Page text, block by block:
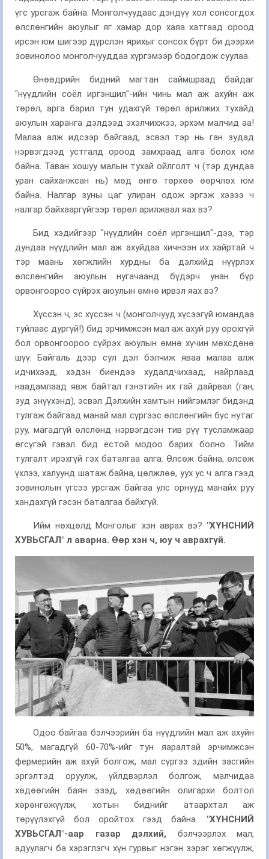
үгс урсгаж байна. Монголчуудаас дэндүү хол сонсогдох
өлслөнгийн аюулыг яг хамар дор хаяа хатгаад ороод
ирсэн юм шигээр дүрслэн ярихыг сонсох бүрт би дээрхи
зовинолоо монголчууддаа хүргэмээр бодогдож суулаа.
Өнөөдрийн бидний магтан саймшраад байдаг
"нүүдлийн соёл иргэншил"-ийн чинь мал аж ахуйн аж
төрөл, арга барил тун удахгүй төрөл арилжих тухайд
аюулын харанга дэлдээд эхэлчихжээ, эрхэм малчид аа!
Малаа алж идсээр байгаад, эсвэл тэр нь ган зудад
нэрвэгдээд устгалд ороод замхраад алга болох юм
байна. Таван хошуу малын тухай ойлголт ч (тэр дундаа
уран сайханжсан нь) мөд өнгө төрхөө өөрчлөх юм
байна. Налгар зуны цаг улиран одож эргэж хэзээ ч
налгар байхааргүйгээр төрөл арилжвал яах вэ?
Бид хэдийгээр "нүүдлийн соёл иргэншил"-дээ, тэр
дундаа нүүдлийн мал аж ахуйдаа хичнээн их хайртай ч
тэр маань хөгжлийн хурдны ба дэлхийд нүүрлэх
өлслөнгийн аюулын нугачаанд бүдэрч унан бүр
орвонгоороо сүйрэх аюулын өмнө ирвэл яах вэ?
Хүссэн ч, эс хүссэн ч (монголчууд хүсээгүй юмандаа
туйлаас дургүй!) бид эрчимжсэн мал аж ахуй руу орохгүй
бол орвонгоороо сүйрэх аюулын өмнө хүчин мөхсдөнө
шүү. Байгаль дээр сул дэл бэлчиж яваа малаа алж
идчихээд, хэдэн биендээ худалдчихаад, найрлаад
наадамлаад явж байтал гэнэтийн их гай дайрвал (ган,
зуд энүүхэнд), эсвэл Дэлхийн хамтын нийгэмлэг бидэнд
тулгаж байгаад манай мал сүргээс өлслөнгийн бүс нутаг
руу, магадгүй өлслөнд нэрвэгдсэн тив рүү тусламжаар
өгсүгэй гэвэл бид ёстой модоо барих болно. Тийм
тулгалт ирэхгүй гэх баталгаа алга. Өлсөж байна, өлсөж
үхлээ, халуунд шатаж байна, цөлжлөө, уух ус ч алга гээд
зовинолын үгсээ урсгаж байгаа улс орнууд манайх руу
хандахгүй гэсэн баталгаа байхгүй.
Ийм нөхцөлд Монголыг хэн аврах вэ? "ХҮНСНИЙ
ХУВЬСГАЛ" л аварна. Өөр хэн ч, юу ч аврахгүй.
Одоо байгаа бэлчээрийн ба нүүдлийн мал аж ахуйн
50%, магадгүй 60-70%-ийг тун яаралтай эрчимжсэн
фермерийн аж ахуй болгож, мал сүргээ эдийн засгийн
эргэлтэд оруулж, үйлдвэрлэл болгож, малчидаа
хөдөөгийн баян эзэд, хөдөөгийн олигархи болтол
хөрөнгөжүүлж, хотын биднийг атаархтал аж
төрүүлэхгүй бол оройтох гээд байна. "ХҮНСНИЙ
ХУВЬСГАЛ"-аар газар дэлхий, бэлчээрлэх мал,
адуулагч ба хэрэглэгч хүн гурвыг нэгэн зэрэг хөгжүүлж,